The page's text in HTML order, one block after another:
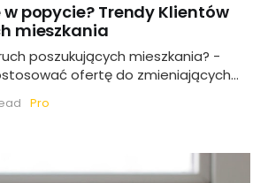
w popycie? Trendy Klientów
mieszkania
poszukujących mieszkania? -
ofertę do zmieniających
Pro